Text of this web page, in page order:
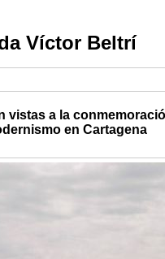
Víctor Beltrí
a la
en Cartagena